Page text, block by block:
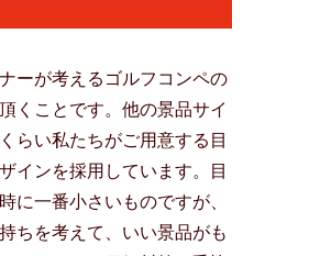
ーが考えるゴルフコンペの
くことです。他の景品サイ
らい私たちがご用意する目
インを採用しています。目
に一番小さいものですが、
ちを考えて、いい景品がも